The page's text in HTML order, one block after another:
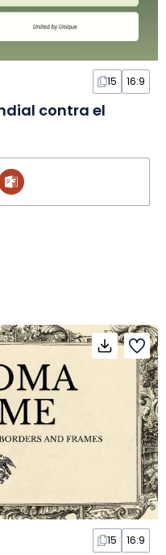
15 16:9
contra el
15 16:9